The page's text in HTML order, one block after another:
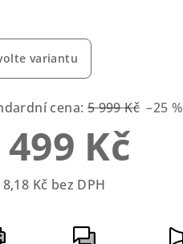
variantu
cena: 5 999 Kč –25 %
Kč
Kč bez DPH